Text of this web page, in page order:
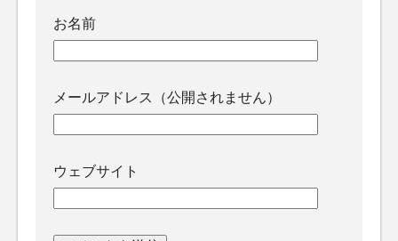
お名前
メールアドレス（公開されません）
ウェブサイト